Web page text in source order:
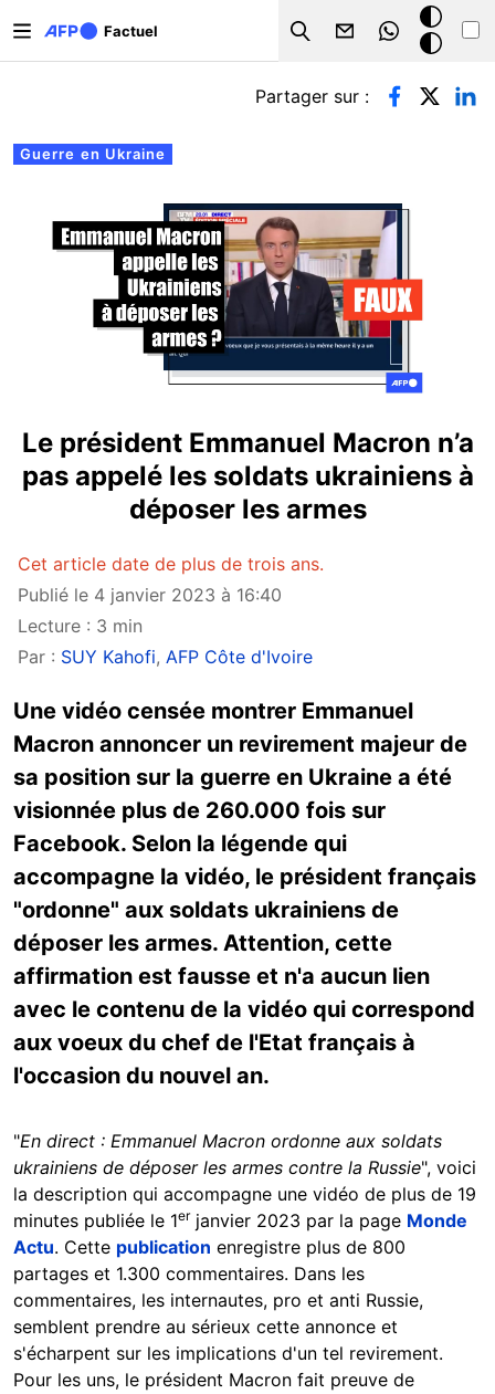
Factuel
Search
Mode
sombre
Onglets principaux
Guerre en Ukraine
Partager sur :
Le président Emmanuel Macron n’a
pas appelé les soldats ukrainiens à
déposer les armes
Cet article date de plus de trois ans.
Publié le 4 janvier 2023 à 16:40
Lecture : 3 min
Par : SUY Kahofi, AFP Côte d'Ivoire
Une vidéo censée montrer Emmanuel
Macron annoncer un revirement majeur de
sa position sur la guerre en Ukraine a été
visionnée plus de 260.000 fois sur
Facebook. Selon la légende qui
accompagne la vidéo, le président français
"ordonne" aux soldats ukrainiens de
déposer les armes. Attention, cette
affirmation est fausse et n'a aucun lien
avec le contenu de la vidéo qui correspond
aux voeux du chef de l'Etat français à
l'occasion du nouvel an.
"En direct : Emmanuel Macron ordonne aux soldats
ukrainiens de déposer les armes contre la Russie", voici
la description qui accompagne une vidéo de plus de 19
minutes publiée le 1erjanvier 2023 par la page Monde
Actu. Cette publication enregistre plus de 800
partages et 1.300 commentaires. Dans les
commentaires, les internautes, pro et anti Russie,
semblent prendre au sérieux cette annonce et
s'écharpent sur les implications d'un tel revirement.
Pour les uns, le président Macron fait preuve de